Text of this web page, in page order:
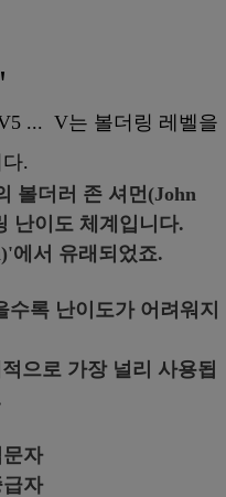
... V는 볼더링 레벨을
.
볼더러 존 셔먼(John
난이도 체계입니다.
에서 유래되었죠.
록 난이도가 어려워지
으로 가장 널리 사용됩
자
자